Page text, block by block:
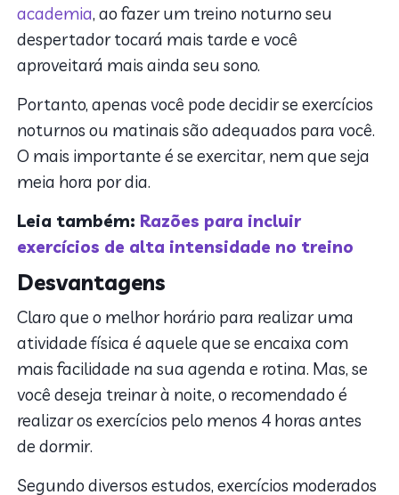
academia, ao fazer um treino noturno seu
despertador tocará mais tarde e você
aproveitará mais ainda seu sono.
Portanto, apenas você pode decidir se exercícios
noturnos ou matinais são adequados para você.
O mais importante é se exercitar, nem que seja
meia hora por dia.
Leia também: Razões para incluir
exercícios de alta intensidade no treino
Desvantagens
Claro que o melhor horário para realizar uma
atividade física é aquele que se encaixa com
mais facilidade na sua agenda e rotina. Mas, se
você deseja treinar à noite, o recomendado é
realizar os exercícios pelo menos 4 horas antes
de dormir.
Segundo diversos estudos, exercícios moderados